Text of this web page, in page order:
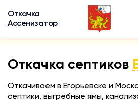
Откачка
Ассенизатор
Откачка септиков
Откачиваем в Егорьевске и
септики, выгребные ямы,